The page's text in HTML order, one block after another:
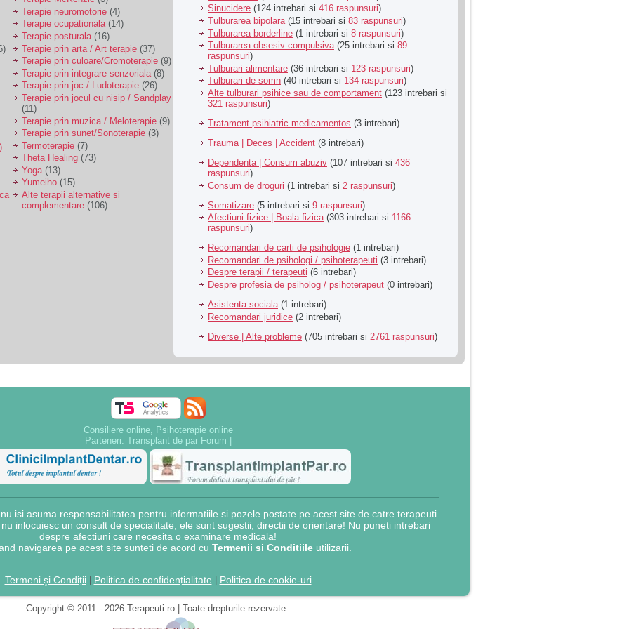
Terapie neuromotorie (4)
Terapie ocupationala(14)
Terapie posturala (16)
Terapie prin arta / Art terapie (37)
Terapie prin culoare/Cromoterapie (9)
Terapie prin integrare senzoriala (8)
Terapie prin joc / Ludoterapie (26)
Terapie prin jocul cu nisip / Sandplay
(11)
Terapie prin muzica / Meloterapie (9)
Terapie prin sunet/Sonoterapie (3)
Termoterapie (7)
Theta Healing (73)
Yoga (13)
Yumeiho (15)
Alte terapii alternative si
complementare (106)
Sinucidere (124 intrebari si 416 raspunsuri)
Tulburarea bipolara(15 intrebari si 83 raspunsuri)
Tulburarea borderline (1 intrebari si 8 raspunsuri)
Tulburarea obsesiv-compulsiva(25 intrebari si 89
raspunsuri)
Tulburari alimentare (36 intrebari si 123 raspunsuri)
Tulburari de somn (40 intrebari si 134 raspunsuri)
Alte tulburari psihice sau de comportament (123 intrebari si
321 raspunsuri)
Tratament psihiatric medicamentos (3 intrebari)
Trauma | Deces | Accident (8 intrebari)
Dependenta | Consum abuziv (107 intrebari si 436
raspunsuri)
Consum de droguri (1 intrebari si 2 raspunsuri)
Somatizare (5 intrebari si 9 raspunsuri)
Afectiuni fizice | Boala fizica(303 intrebari si 1166
raspunsuri)
Recomandari de carti de psihologie (1 intrebari)
Recomandari de psihologi / psihoterapeuti (3 intrebari)
Despre terapii / terapeuti (6 intrebari)
Despre profesia de psiholog / psihoterapeut (0 intrebari)
Asistenta sociala (1 intrebari)
Recomandari juridice (2 intrebari)
Diverse | Alte probleme (705 intrebari si 2761 raspunsuri)
Consiliere online, Psihoterapie online
Parteneri: Transplant de par Forum
isi asuma responsabilitatea pentru informatiile si pozele postate pe acest site de catre terapeuti
inlocuiesc un consult de specialitate, ele sunt sugestii, directii de orientare! Nu puneti intrebari
despre afectiuni care necesita o examinare medicala!
navigarea pe acest site sunteti de acord cu Termenii si Conditiile utilizarii.
Termeni şi Condiții| Politica de confidențialitate Politica de cookie-uri
Copyright © 2011 - 2026 Terapeuti.ro | Toate drepturile rezervate.